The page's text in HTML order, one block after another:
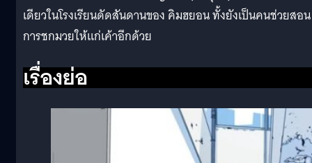
เดียวในโรงเรียนดัดสันดานของ คิมฮยอน ทั้งยังเป็นคนช่วยสอน
การชกมวยให้แก่เค้าอีกด้วย
เรื่องย่อ